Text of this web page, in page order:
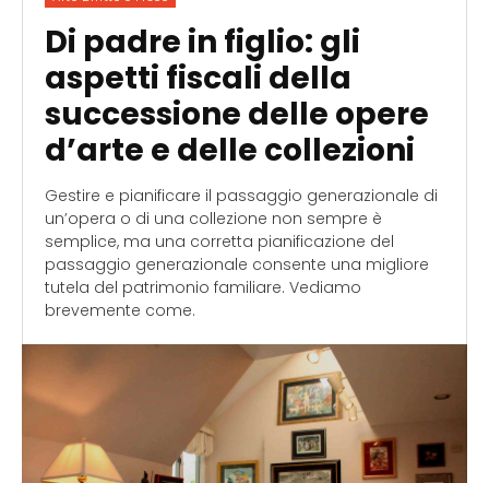
Di padre in figlio: gli
aspetti fiscali della
successione delle opere
d’arte e delle collezioni
Gestire e pianificare il passaggio generazionale di
un’opera o di una collezione non sempre è
semplice, ma una corretta pianificazione del
passaggio generazionale consente una migliore
tutela del patrimonio familiare. Vediamo
brevemente come.